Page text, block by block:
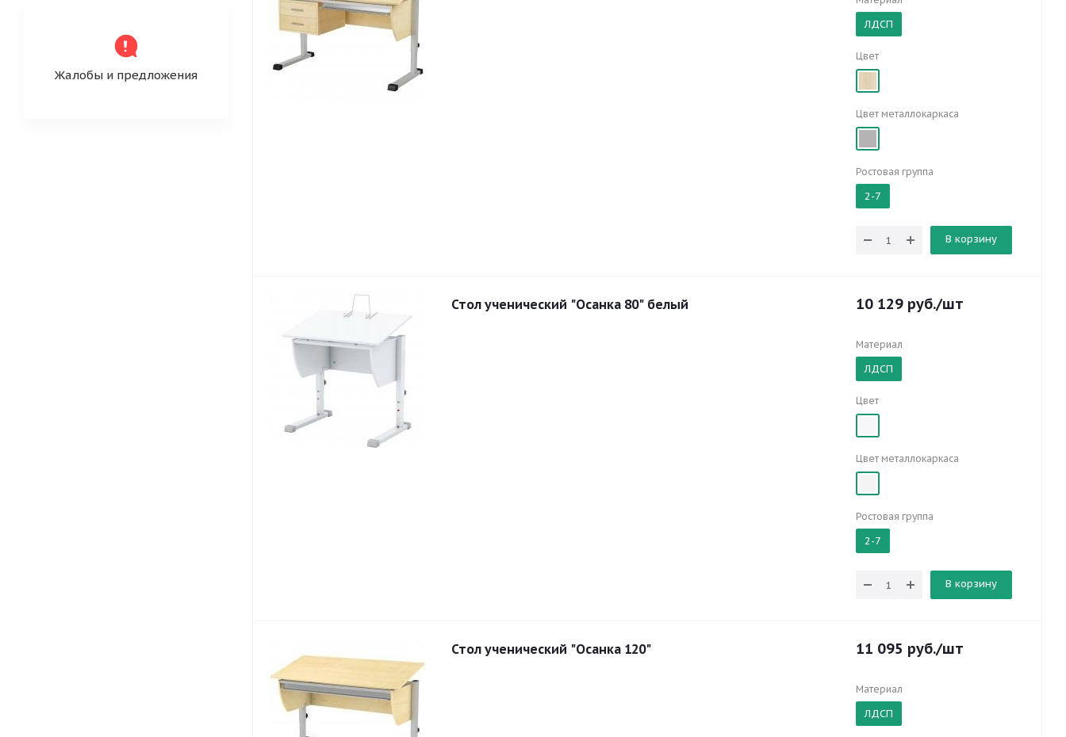
ЛДСП
Цвет
Цвет металлокаркаса
Ростовая группа
2-7
В корзину
Стол ученический "Осанка 80" белый 10 129 руб./шт
Материал
ЛДСП
Цвет
Цвет металлокаркаса
Ростовая группа
2-7
В корзину
Стол ученический "Осанка 120" 11 095 руб./шт
Материал
ЛДСП
Жалобы и предложения